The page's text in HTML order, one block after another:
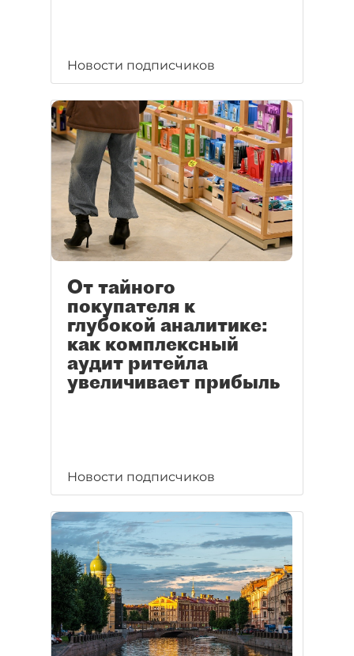
Новости подписчиков
От тайного
покупателя к
глубокой аналитике:
как комплексный
аудит ритейла
увеличивает прибыль
Новости подписчиков